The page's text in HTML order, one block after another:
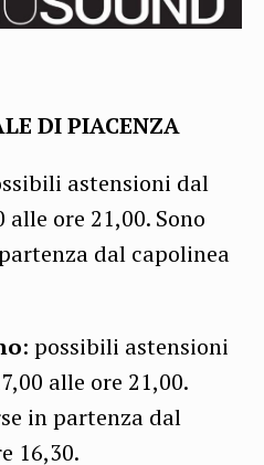
DI PIACENZA
astensioni dal
ore 21,00. Sono
dal capolinea
: possibili astensioni
alle ore 21,00.
in partenza dal
16,30.